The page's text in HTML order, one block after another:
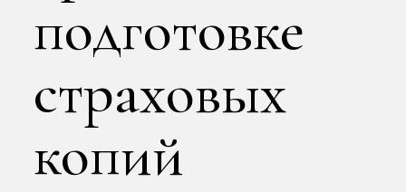
подготовке
страховых
копий